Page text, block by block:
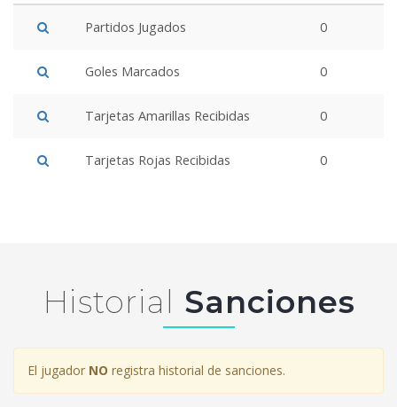
Partidos Jugados 0
Goles Marcados 0
Tarjetas Amarillas Recibidas 0
Tarjetas Rojas Recibidas 0
Historial Sanciones
El jugador NO registra historial de sanciones.